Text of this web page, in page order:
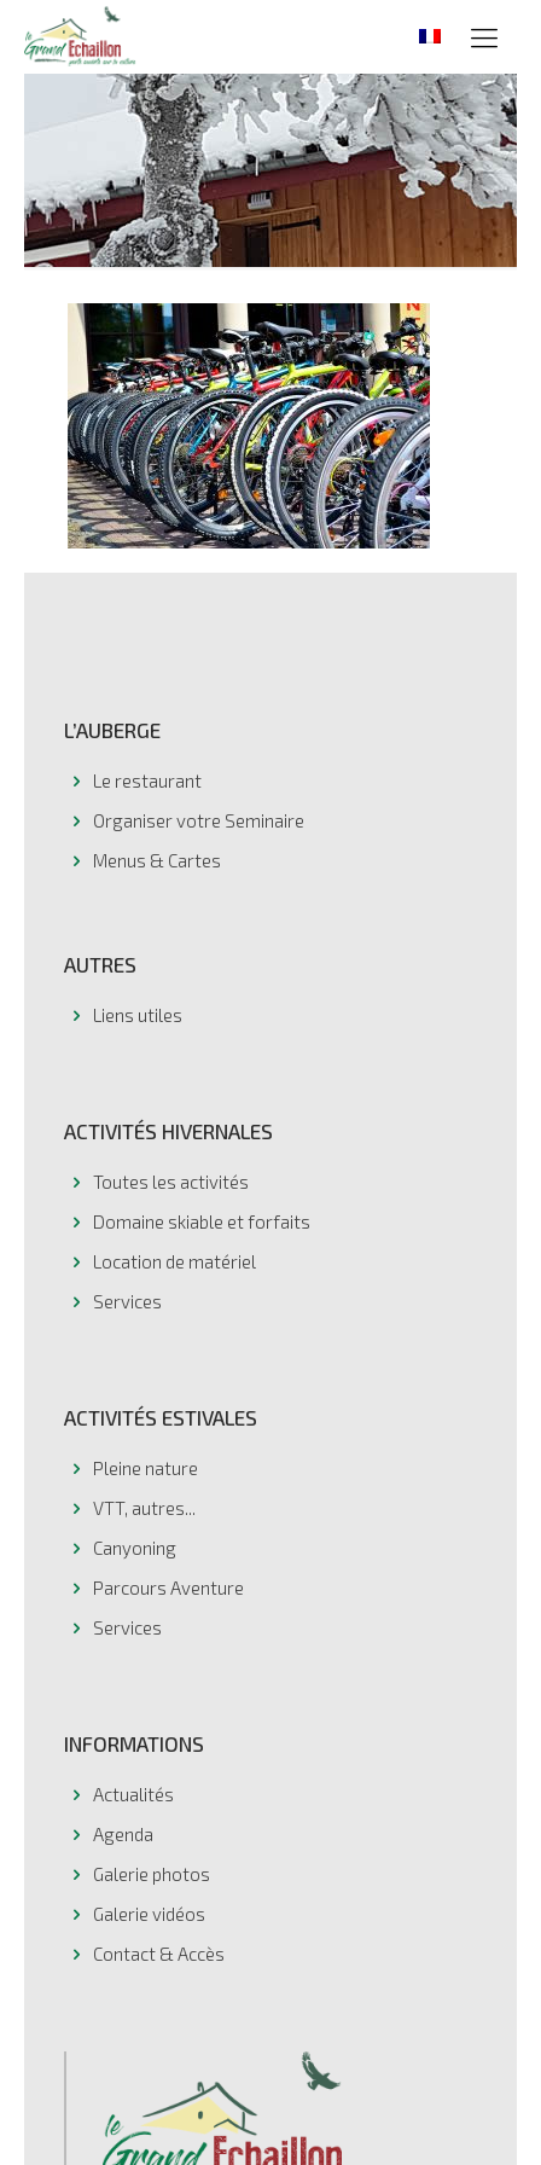
L’AUBERGE
Le restaurant
Organiser votre Seminaire
Menus & Cartes
AUTRES
Liens utiles
ACTIVITÉS HIVERNALES
Toutes les activités
Domaine skiable et forfaits
Location de matériel
Services
ACTIVITÉS ESTIVALES
Pleine nature
VTT, autres...
Canyoning
Parcours Aventure
Services
INFORMATIONS
Actualités
Agenda
Galerie photos
Galerie vidéos
Contact & Accès